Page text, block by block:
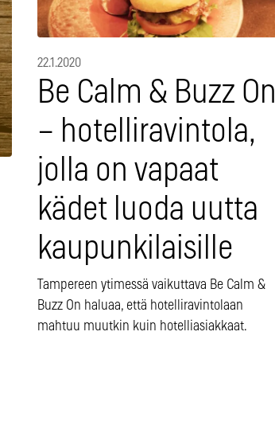
22.1.2020
Be Calm & Buzz On
– hotelliravintola,
jolla on vapaat
kädet luoda uutta
kaupunkilaisille
Tampereen ytimessä vaikuttava Be Calm &
Buzz On haluaa, että hotelliravintolaan
mahtuu muutkin kuin hotelliasiakkaat.